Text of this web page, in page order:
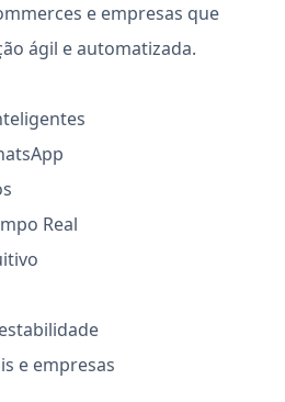
e empresas que
ágil e automatizada.
Real
e empresas